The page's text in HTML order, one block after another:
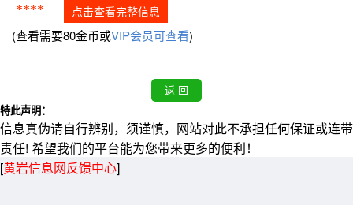
**** 点击查看完整信息
(查看需要80金币或VIP会员可查看)
特此声明：
信息真伪请自行辨别，须谨慎，网站对此不承担任何保证或连带
责任! 希望我们的平台能为您带来更多的便利！
[黄岩信息网反馈中心]